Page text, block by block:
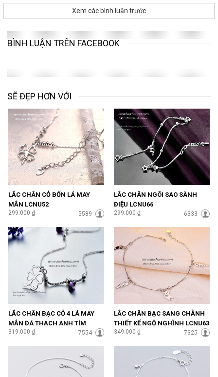
Xem các bình luận trước
BÌNH LUẬN TRÊN FACEBOOK
SẼ ĐẸP HƠN VỚI
LẮC CHÂN CỎ BỐN LÁ MAY
MẮN LCNU52
299.000 ₫ 5589
LẮC CHÂN NGÔI SAO SÀNH
ĐIỆU LCNU66
299.000 ₫ 6333
LẮC CHÂN BẠC CỎ 4 LÁ MAY
MẮN ĐÁ THẠCH ANH TÍM
SANG CHẢNH LCNU57
319.000 ₫ 7554
LẮC CHÂN BẠC SANG CHẢNH
THIẾT KẾ NGỘ NGHĨNH LCNU63
349.000 ₫ 7325